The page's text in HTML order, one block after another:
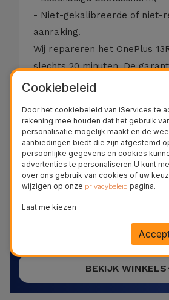
- Niet-gekalibreerde of niet-
aanraking.
Wij repareren het OnePlus
slechts 20 minuten. De
vervanging van het OnePlus
functies.
€ 299,00 - BTW inbegrepen.
Referentie:REP346499
Repareer nu je
Maak kennis en bezoek een
België
BEKIJK WINKELS
Cookiebeleid
Door het cookiebeleid van iServices te
rekening mee houden dat het gebruik
personalisatie mogelijk maakt en de
aanbiedingen biedt die zijn afgestemd
persoonlijke gegevens en cookies
advertenties te personaliseren.U kunt
over ons gebruik van cookies of uw
wijzigen op onze privacybeleid pagina.
Laat me kiezen